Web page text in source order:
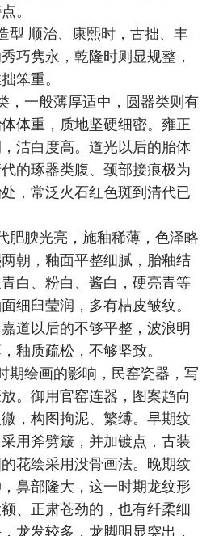
。
顺治、康熙时，古拙、丰
巧隽永，乾隆时则显规整，
笨重。
一般薄厚适中，圆器类则有
体重，质地坚硬细密。雍正
洁白度高。道光以后的胎体
的琢器类腹、颈部接痕极为
，常泛火石红色斑到清代已
腴光亮，施釉稀薄，色泽略
朝，釉面平整细腻，胎釉结
白、粉白、酱白，硬亮青等
细臼莹润，多有桔皮皱纹。
道以后的不够平整，波浪明
釉质疏松，不够坚致。
绘画的影响，民窑瓷器，写
。御用官窑连器，图案趋向
，构图拘泥、繁缚。早期纹
用斧劈簸，并加镀点，古装
花绘采用没骨画法。晚期纹
鼻部隆大，这一时期龙纹形
、正肃苍劲的，也有纤柔细
龙发较多，龙脚明显突出，